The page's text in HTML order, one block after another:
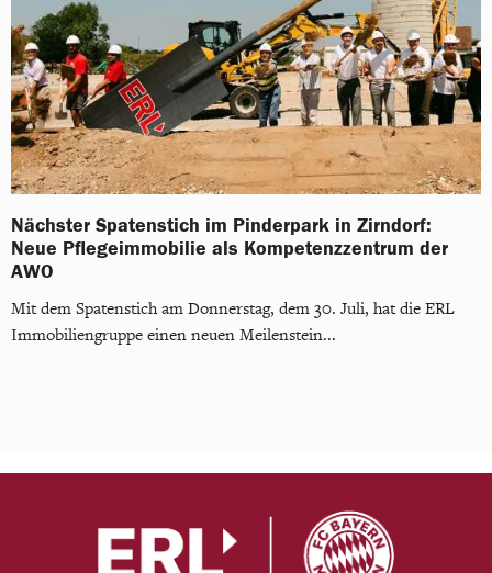
Nächster Spatenstich im Pinderpark in Zirndorf:
Neue Pflegeimmobilie als Kompetenzzentrum der
AWO
Mit dem Spatenstich am Donnerstag, dem 30. Juli, hat die ERL
Immobiliengruppe einen neuen Meilenstein...